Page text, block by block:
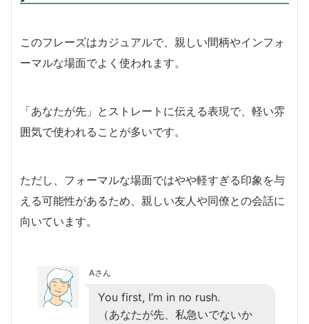
このフレーズはカジュアルで、親しい間柄やインフォ
ーマルな場面でよく使われます。
「あなたが先」とストレートに伝える表現で、軽い雰
囲気で使われることが多いです。
ただし、フォーマルな場面ではやや軽すぎる印象を与
える可能性があるため、親しい友人や同僚との会話に
向いています。
Aさん
You first, I’m in no rush.
（あなたが先、私急いでないか